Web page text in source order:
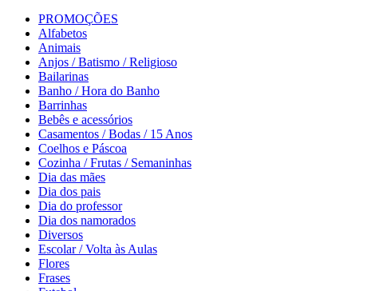
PROMOÇÕES
Alfabetos
Animais
Anjos / Batismo / Religioso
Bailarinas
Banho / Hora do Banho
Barrinhas
Bebês e acessórios
Casamentos / Bodas / 15 Anos
Coelhos e Páscoa
Cozinha / Frutas / Semaninhas
Dia das mães
Dia dos pais
Dia do professor
Dia dos namorados
Diversos
Escolar / Volta às Aulas
Flores
Frases